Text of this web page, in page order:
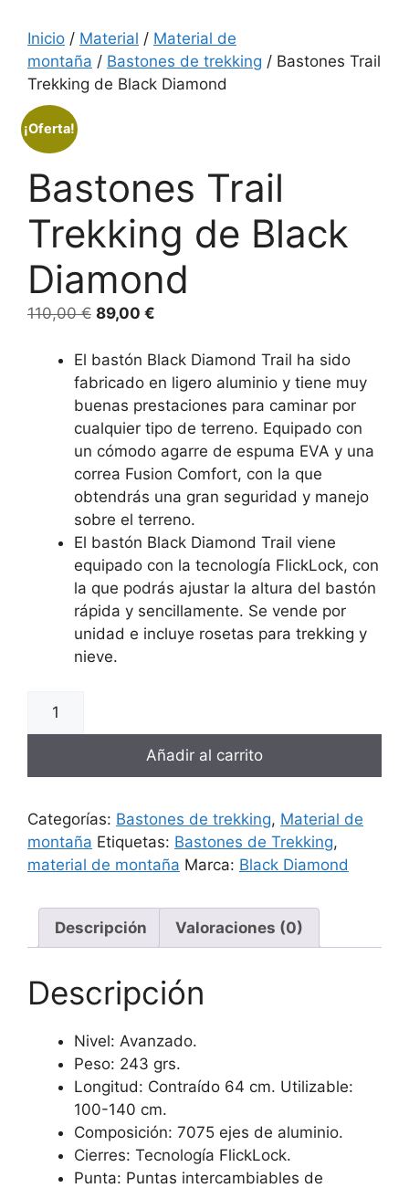
Inicio / Material / Material de
montaña / Bastones de trekking / Bastones Trail
Trekking de Black Diamond
¡Oferta!
Bastones Trail
Trekking de Black
Diamond
110,00€ El
original
era:
110,00 €.
89,00 €
actual
es:
89,00 €.
El bastón Black Diamond Trail ha sido
fabricado en ligero aluminio y tiene muy
buenas prestaciones para caminar por
cualquier tipo de terreno. Equipado con
un cómodo agarre de espuma EVA y una
correa Fusion Comfort, con la que
obtendrás una gran seguridad y manejo
sobre el terreno.
El bastón Black Diamond Trail viene
equipado con la tecnología FlickLock, con
la que podrás ajustar la altura del bastón
rápida y sencillamente. Se vende por
unidad e incluye rosetas para trekking y
nieve.
Bastones
Diamond
cantidad
Añadir al carrito
Categorías: Bastones de trekking, Material de
montaña Etiquetas: Bastones de Trekking,
material de montaña Marca: Black Diamond
Descripción Valoraciones (0)
Descripción
Nivel: Avanzado.
Peso: 243 grs.
Longitud: Contraído 64 cm. Utilizable:
100-140 cm.
Composición: 7075 ejes de aluminio.
Cierres: Tecnología FlickLock.
Punta: Puntas intercambiables de